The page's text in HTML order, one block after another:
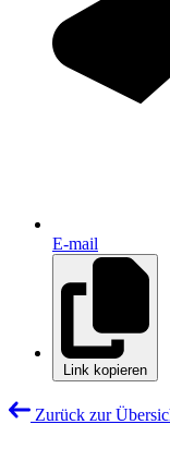
E-mail
Link kopieren
Zurück zur